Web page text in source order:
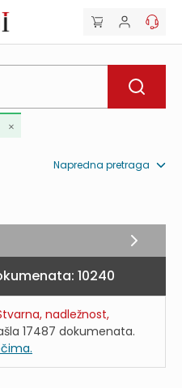
Napredna pretraga
10240
nadležnost,
17487 dokumenata.